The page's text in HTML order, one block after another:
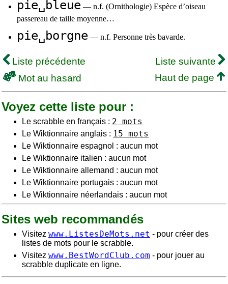
pie␣bleue — n.f. (Ornithologie) Espèce d’oiseau
passereau de taille moyenne…
pie␣borgne — n.f. Personne très bavarde.
Liste précédente
Liste suivante
Mot au hasard
Haut de page
Voyez cette liste pour :
Le scrabble en français : 2 mots
Le Wiktionnaire anglais : 15 mots
Le Wiktionnaire espagnol : aucun mot
Le Wiktionnaire italien : aucun mot
Le Wiktionnaire allemand : aucun mot
Le Wiktionnaire portugais : aucun mot
Le Wiktionnaire néerlandais : aucun mot
Sites web recommandés
Visitez www.ListesDeMots.net - pour créer des
listes de mots pour le scrabble.
Visitez www.BestWordClub.com - pour jouer au
scrabble duplicate en ligne.